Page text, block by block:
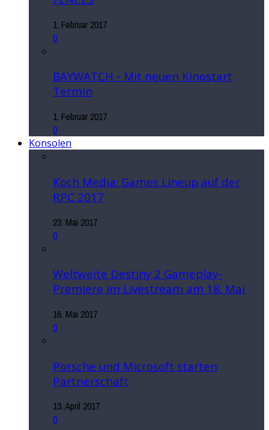
1. Februar 2017
0
BAYWATCH - Mit neuen Kinostart
Termin
1. Februar 2017
0
Konsolen
Koch Media: Games Lineup auf der
RPC 2017
23. Mai 2017
0
Weltweite Destiny 2 Gameplay-
Premiere im Livestream am 18. Mai
16. Mai 2017
0
Porsche und Microsoft starten
Partnerschaft
13. April 2017
0